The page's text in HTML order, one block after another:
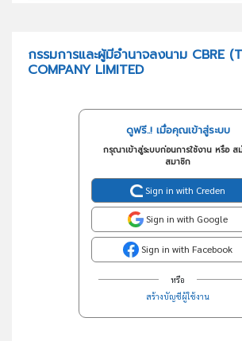
กรรมการและผู้มีอำนาจลงนาม CBRE
COMPANY LIMITED
ดูฟรี..! เมื่อคุณเข้าสู่ระบบ
กรุณาเข้าสู่ระบบก่อนการใช้งาน หรือ ส
สมาชิก
Sign in with Creden
Sign in with Google
Sign in with Facebook
หรือ
สร้างบัญชีผู้ใช้งาน